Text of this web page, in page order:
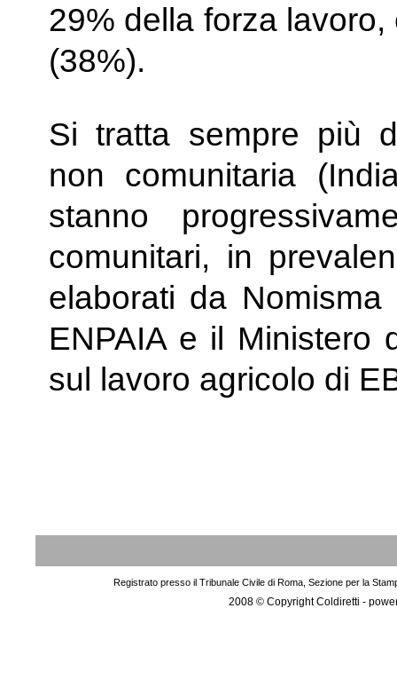
29% della forza
(38%).
Si tratta sempre più
non comunitaria
stanno
comunitari, in
elaborati da
ENPAIA e il Ministero
sul lavoro agricolo di
Registrato presso il Tribunale Civile di Roma, Sezione per la
2008 © Copyright Coldiretti -